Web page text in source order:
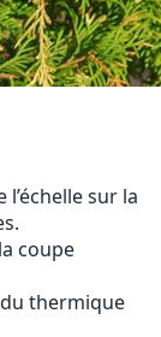
sur la
coupe
thermique